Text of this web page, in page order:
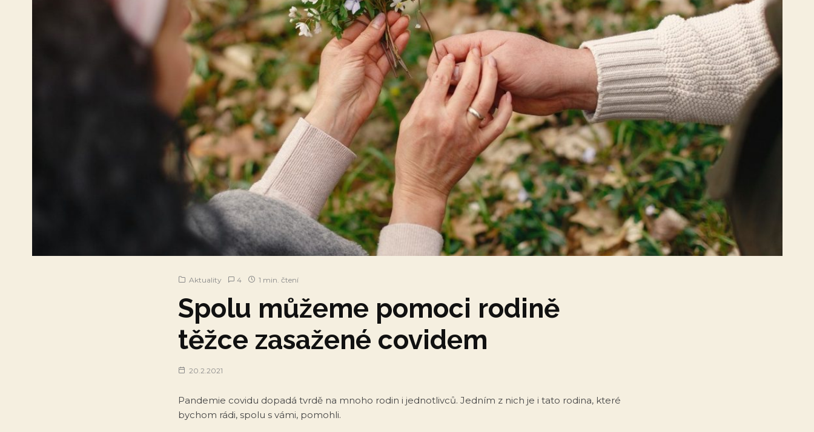
Aktuality 4 1 min. čtení
Spolu můžeme pomoci rodině
těžce zasažené covidem
20.2.2021
Pandemie covidu dopadá tvrdě na mnoho rodin i jednotlivců. Jedním z nich je i tato rodina, které
bychom rádi, spolu s vámi, pomohli.